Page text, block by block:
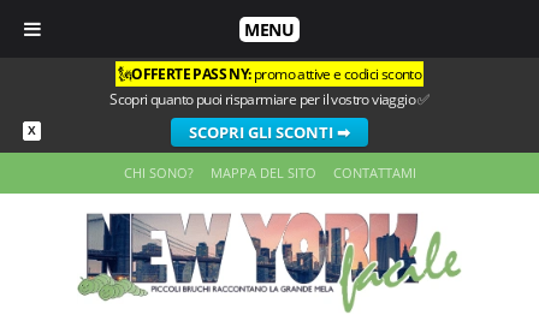
MENU
X
🗽OFFERTE PASS NY:promo attive e codici sconto
Scopri quanto puoi risparmiare per il vostro viaggio ✅
SCOPRI GLI SCONTI ➡
CHI SONO? MAPPA DEL SITO CONTATTAMI